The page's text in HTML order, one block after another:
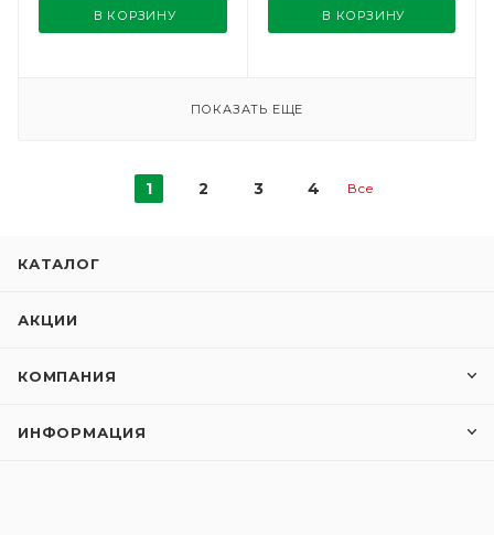
В КОРЗИНУ В КОРЗИНУ
ПОКАЗАТЬ ЕЩЕ
1 2 3 4 Все
КАТАЛОГ
АКЦИИ
КОМПАНИЯ
ИНФОРМАЦИЯ